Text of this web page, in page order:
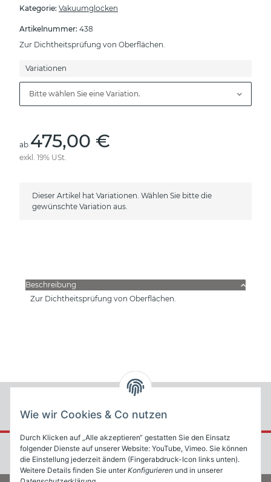
Kategorie: Vakuumglocken
Artikelnummer: 438
Zur Dichtheitsprüfung von Oberflächen.
Variationen
Bitte wählen Sie eine Variation.
ab 475,00 €
exkl. 19% USt.
xDieser Artikel hat Variationen. Wählen Sie bitte die
gewünschte Variation aus.
Beschreibung
Zur Dichtheitsprüfung von Oberflächen.
Wie wir Cookies & Co nutzen
Durch Klicken auf „Alle akzeptieren“ gestatten Sie den Einsatz
folgender Dienste auf unserer Website: YouTube, Vimeo. Sie können
die Einstellung jederzeit ändern (Fingerabdruck-Icon links unten).
Weitere Details finden Sie unterKonfigurieren und in unserer